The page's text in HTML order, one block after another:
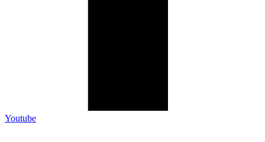
Youtube